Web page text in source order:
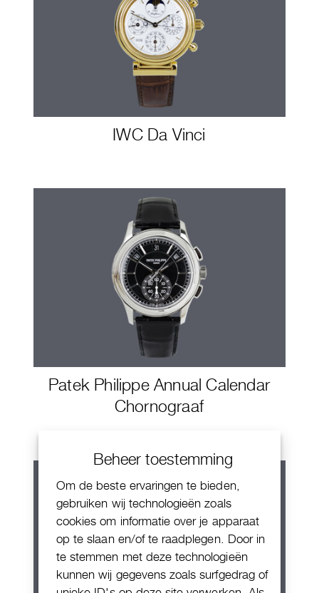
Beheer toestemming
Om de beste ervaringen te bieden,
gebruiken wij technologieën zoals
cookies om informatie over je apparaat
op te slaan en/of te raadplegen. Door in
te stemmen met deze technologieën
kunnen wij gegevens zoals surfgedrag of
IWC Da Vinci
Patek Philippe Annual Calendar
Chornograaf